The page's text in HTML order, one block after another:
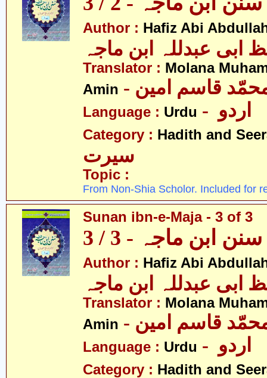
Author : Hafiz Abi
ابی عبدللہ ابن ماجہ
Translator : Molana
Amin
محمّد قاسم امین
Language : Urdu
Category : Hadith and
سیرت
Topic :
From Non-Shia Scholor. Included for
Sunan ibn-e-Maja - 3 of 3
سنن ابن ماجہ - 3 / 3
Author : Hafiz Abi
ابی عبدللہ ابن ماجہ
Translator : Molana
Amin
محمّد قاسم امین
Language : Urdu
Category : Hadith and